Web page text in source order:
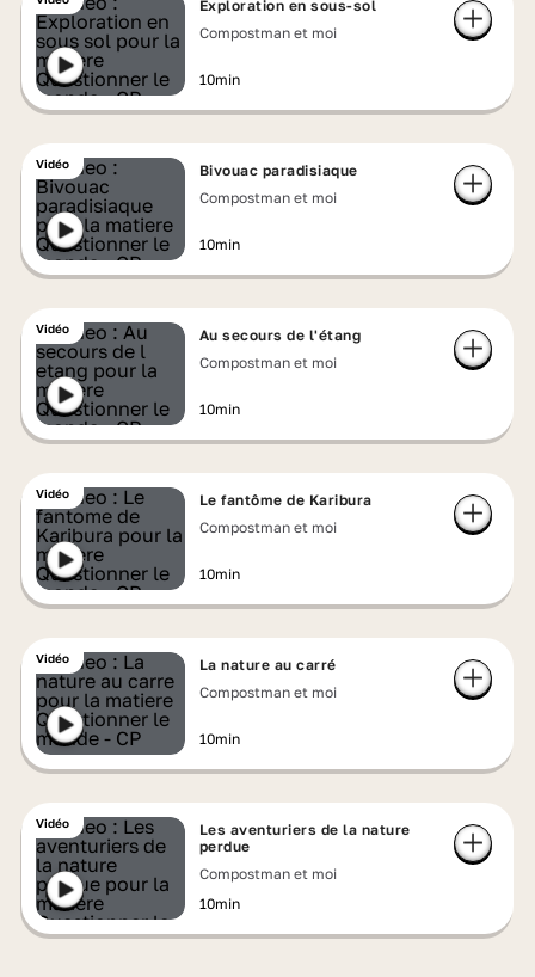
Exploration en sous-sol
Compostman et moi
10min
Vidéo
Bivouac paradisiaque
Compostman et moi
10min
Vidéo
Au secours de l'étang
Compostman et moi
10min
Vidéo
Le fantôme de Karibura
Compostman et moi
10min
Vidéo
La nature au carré
Compostman et moi
10min
Vidéo
Les aventuriers de la nature
perdue
Compostman et moi
10min